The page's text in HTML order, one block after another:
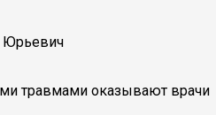
Юрьевич
травмами оказывают врачи